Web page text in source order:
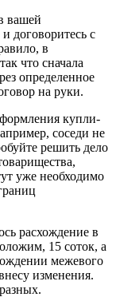
вашей
договоритесь с
в
что сначала
определенное
на руки.
купли-
соседи не
решить дело
уже необходимо
расхождение в
15 соток, а
межевого
изменения.